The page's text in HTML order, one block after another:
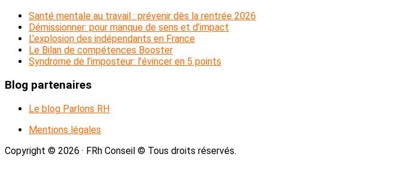
Web
Santé mentale au travail : prévenir dès la rentrée 2026
Démissionner: pour manque de sens et d’impact
L’explosion des indépendants en France
Le Bilan de compétences Booster
Syndrome de l’imposteur: l’évincer en 5 points
Blog partenaires
Le blog Parlons RH
Mentions légales
Copyright © 2026 · FRh Conseil © Tous droits réservés.